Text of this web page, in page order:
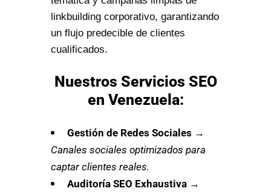
linkbuilding corporativo, garantizando
un flujo predecible de clientes
cualificados.
Nuestros Servicios SEO
en Venezuela:
Gestión de Redes Sociales →
Canales sociales optimizados para
captar clientes reales.
Auditoría SEO Exhaustiva →